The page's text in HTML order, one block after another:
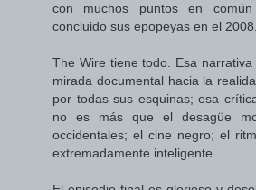
con muchos puntos en
concluido sus epopeyas en el 2008.
The Wire tiene todo. Esa
mirada documental hacia la
por todas sus esquinas; esa
no es más que el desagüe
occidentales; el cine negro; el
extremadamente inteligente...